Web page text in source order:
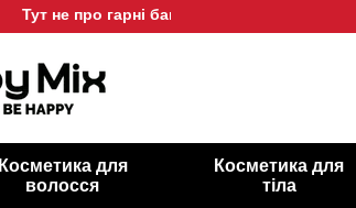
Тут не про гарні баночки, а про гарну шкіру!
Косметика для
волосся
Косметика для
тіла